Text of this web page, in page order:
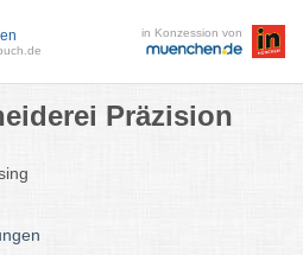
in Konzession von
Präzision